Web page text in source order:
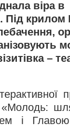
віра в
Під
–
і